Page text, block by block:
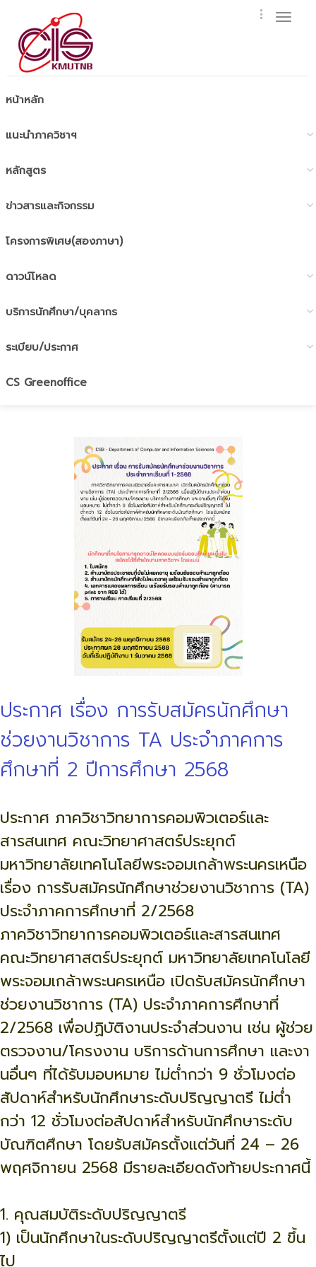
หน้าหลัก
แนะนำภาควิชาฯ
หลักสูตร
ข่าวสารและกิจกรรม
โครงการพิเศษ(สองภาษา)
ดาวน์โหลด
บริการนักศึกษา/บุคลากร
ระเบียบ/ประกาศ
CS Greenoffice
ประกาศ เรื่อง การรับสมัครนักศึกษา
ช่วยงานวิชาการ TA ประจำภาคการ
ศึกษาที่ 2 ปีการศึกษา 2568
ประกาศ ภาควิชาวิทยาการคอมพิวเตอร์และ
สารสนเทศ คณะวิทยาศาสตร์ประยุกต์
มหาวิทยาลัยเทคโนโลยีพระจอมเกล้าพระนครเหนือ
เรื่อง การรับสมัครนักศึกษาช่วยงานวิชาการ (TA)
ประจำภาคการศึกษาที่ 2/2568
ภาควิชาวิทยาการคอมพิวเตอร์และสารสนเทศ
คณะวิทยาศาสตร์ประยุกต์ มหาวิทยาลัยเทคโนโลยี
พระจอมเกล้าพระนครเหนือ เปิดรับสมัครนักศึกษา
ช่วยงานวิชาการ (TA) ประจำภาคการศึกษาที่
2/2568 เพื่อปฏิบัติงานประจำส่วนงาน เช่น ผู้ช่วย
ตรวจงาน/โครงงาน บริการด้านการศึกษา และงา
นอื่นๆ ที่ได้รับมอบหมาย ไม่ต่ำกว่า 9 ชั่วโมงต่อ
สัปดาห์สำหรับนักศึกษาระดับปริญญาตรี ไม่ต่ำ
กว่า 12 ชั่วโมงต่อสัปดาห์สำหรับนักศึกษาระดับ
บัณฑิตศึกษา โดยรับสมัครตั้งแต่วันที่ 24 – 26
พฤศจิกายน 2568 มีรายละเอียดดังท้ายประกาศนี้
1. คุณสมบัติระดับปริญญาตรี
1) เป็นนักศึกษาในระดับปริญญาตรีตั้งแต่ปี 2 ขึ้น
ไป